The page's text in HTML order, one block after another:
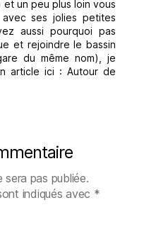
et un peu plus loin vous
ses jolies petites
aussi pourquoi pas
et rejoindre le bassin
du même nom), je
article ici : Autour de
pas publiée.
indiqués avec *